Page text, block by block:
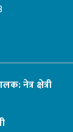
नेत्र क्षेत्री